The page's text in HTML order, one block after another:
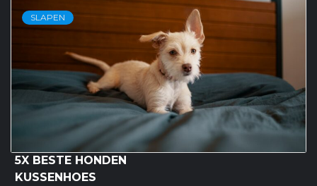
SLAPEN
5X BESTE HONDEN
KUSSENHOES